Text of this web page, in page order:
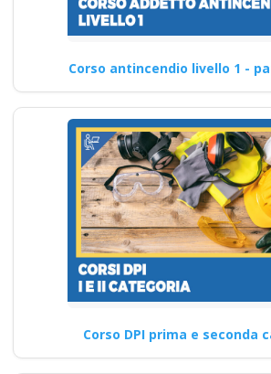
Corso antincendio livello 1 -
Corso DPI prima e seconda